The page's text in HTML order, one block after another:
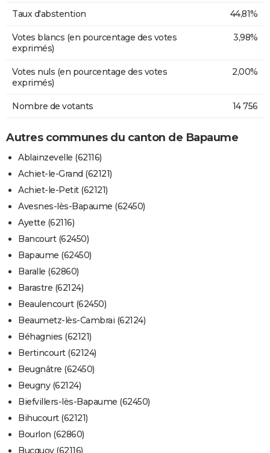
Taux d'abstention 44,81%
Votes blancs (en pourcentage des votes
exprimés)
3,98%
Votes nuls (en pourcentage des votes
exprimés)
2,00%
Nombre de votants 14 756
Autres communes du canton de Bapaume
Ablainzevelle (62116)
Achiet-le-Grand (62121)
Achiet-le-Petit (62121)
Avesnes-lès-Bapaume (62450)
Ayette (62116)
Bancourt (62450)
Bapaume (62450)
Baralle (62860)
Barastre (62124)
Beaulencourt (62450)
Beaumetz-lès-Cambrai (62124)
Béhagnies (62121)
Bertincourt (62124)
Beugnâtre (62450)
Beugny (62124)
Biefvillers-lès-Bapaume (62450)
Bihucourt (62121)
Bourlon (62860)
Bucquoy (62116)